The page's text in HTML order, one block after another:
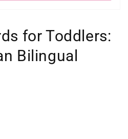
for Toddlers:
Bilingual